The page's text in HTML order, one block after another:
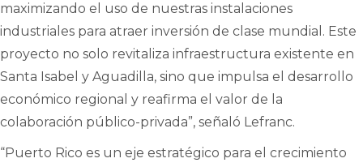
maximizando el uso de nuestras instalaciones
industriales para atraer inversión de clase mundial. Este
proyecto no solo revitaliza infraestructura existente en
Santa Isabel y Aguadilla, sino que impulsa el desarrollo
económico regional y reafirma el valor de la
colaboración público-privada”, señaló Lefranc.
“Puerto Rico es un eje estratégico para el crecimiento